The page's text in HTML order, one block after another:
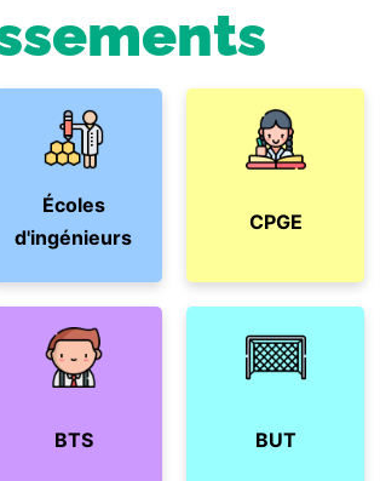
Écoles
d'ingénieurs
CPGE
BTS BUT